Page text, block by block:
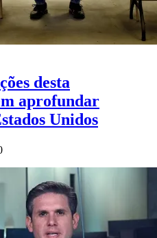
desta
aprofundar
Unidos